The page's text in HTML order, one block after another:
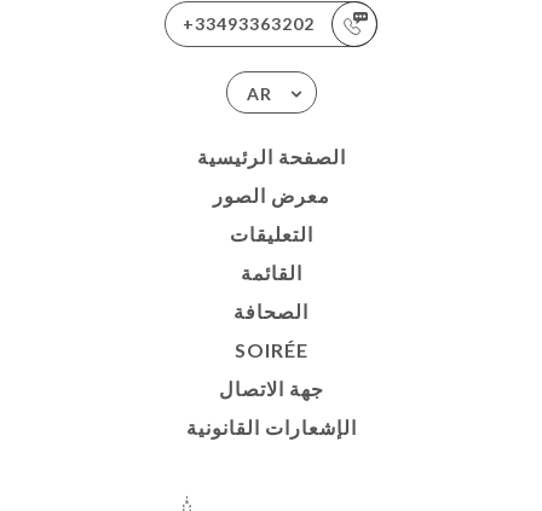
+33493363202
AR
الصفحة الرئيسية
معرض الصور
التعليقات
القائمة
الصحافة
SOIRÉE
جهة الاتصال
الإشعارات القانونية